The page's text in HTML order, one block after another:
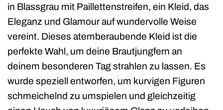
in Blassgrau mit Paillettenstreifen, ein Kleid, das
Eleganz und Glamour auf wundervolle Weise
vereint. Dieses atemberaubende Kleid ist die
perfekte Wahl, um deine Brautjungfern an
deinem besonderen Tag strahlen zu lassen. Es
wurde speziell entworfen, um kurvigen Figuren
schmeichelnd zu umspielen und gleichzeitig